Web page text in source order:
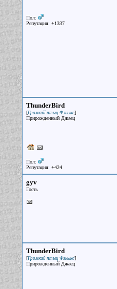
Пол:
Репутация: +1337
ThunderBird
[Громкий птыц Фэныкс]
Прирожденный Джаец
Пол:
Репутация: +424
gyv
Гость
ThunderBird
[Громкий птыц Фэныкс]
Прирожденный Джаец